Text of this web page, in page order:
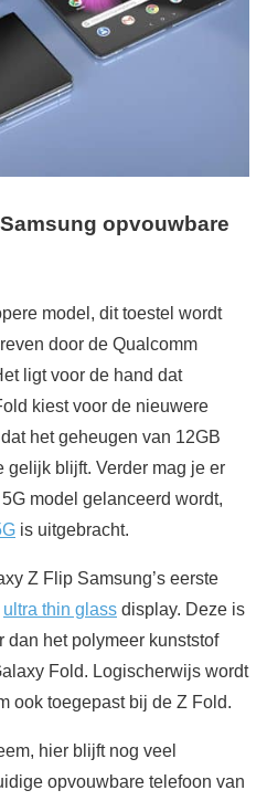
opvouwbare
model, dit toestel wordt
door de Qualcomm
ligt voor de hand dat
kiest voor de nieuwere
het geheugen van 12GB
gelijk blijft. Verder mag je er
model gelanceerd wordt,
is uitgebracht.
Z Flip Samsung’s eerste
ultra thin glass display. Deze is
dan het polymeer kunststof
Fold. Logischerwijs wordt
ook toegepast bij de Z Fold.
hier blijft nog veel
opvouwbare telefoon van